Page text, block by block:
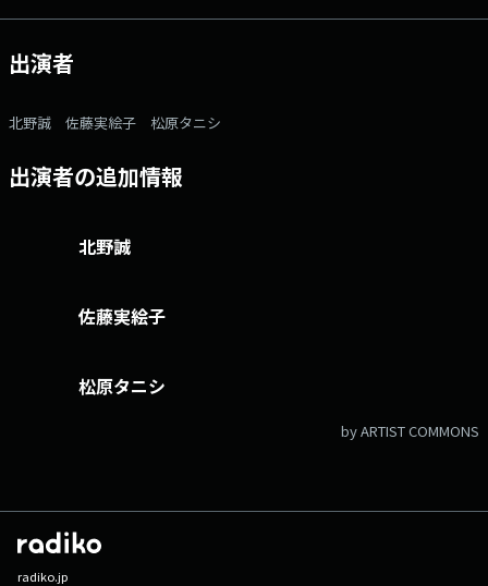
出演者
北野誠 佐藤実絵子 松原タニシ
出演者の追加情報
北野誠
佐藤実絵子
松原タニシ
by ARTIST COMMONS
radiko.jp